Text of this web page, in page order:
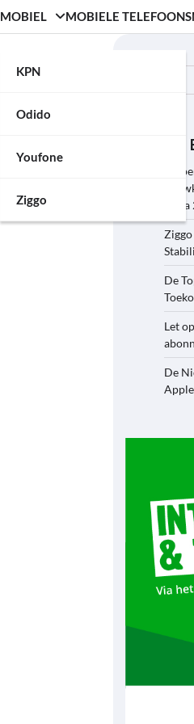
MOBIEL
KPN
Odido
Youfone
Ziggo
MOBIELE TELEFOON
De
Ziggo
De
Let
De